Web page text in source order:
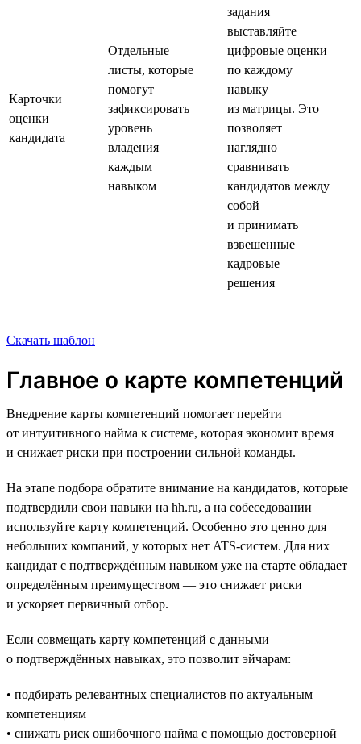
Карточки
оценки
кандидата
Отдельные
листы, которые
помогут
зафиксировать
уровень
владения
каждым
навыком
задания
выставляйте
цифровые оценки
по каждому
навыку
из матрицы. Это
позволяет
наглядно
сравнивать
кандидатов между
собой
и принимать
взвешенные
кадровые
решения
Скачать шаблон
Главное о карте компетенций
Внедрение карты компетенций помогает перейти
от интуитивного найма к системе, которая экономит время
и снижает риски при построении сильной команды.
На этапе подбора обратите внимание на кандидатов, которые
подтвердили свои навыки на hh.ru, а на собеседовании
используйте карту компетенций. Особенно это ценно для
небольших компаний, у которых нет ATS-систем. Для них
кандидат с подтверждённым навыком уже на старте обладает
определённым преимуществом — это снижает риски
и ускоряет первичный отбор.
Если совмещать карту компетенций с данными
о подтверждённых навыках, это позволит эйчарам:
• подбирать релевантных специалистов по актуальным
компетенциям
• снижать риск ошибочного найма с помощью достоверной